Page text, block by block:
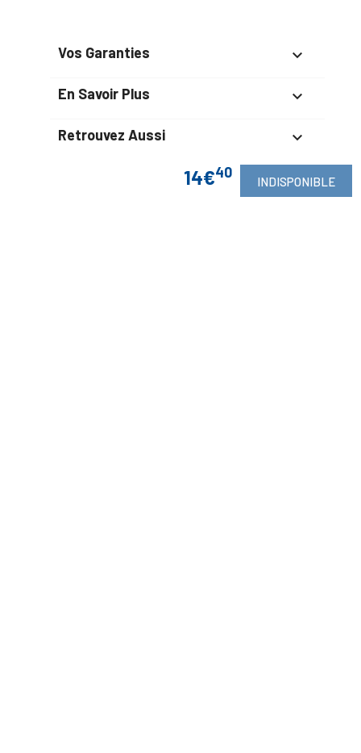
14€40
INDISPONIBLE
Vos Garanties 
En Savoir Plus 
Retrouvez Aussi 